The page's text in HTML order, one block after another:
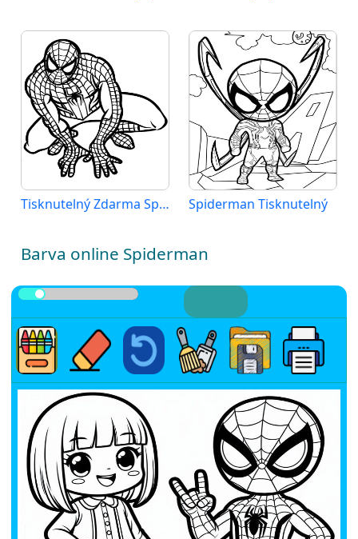
Tisknutelný Zdarma Spiderman Spiderman Tisknutelný
Barva online Spiderman